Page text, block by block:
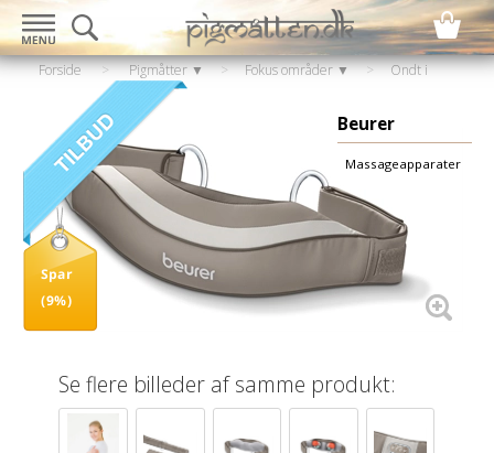
Forside > Pigmåtter ▼ > Fokus områder ▼ >
Ondt i
Massage af ryggen
Beurer
Massageapparater
Spar
(9%)
Se flere billeder af samme produkt: